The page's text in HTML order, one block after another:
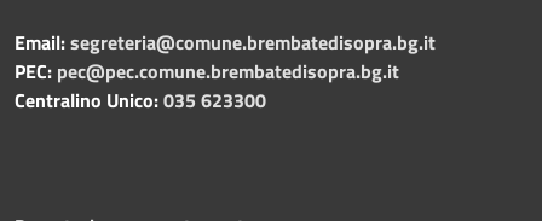
Email:segreteria@comune.brembatedisopra.bg.it
PEC: pec@pec.comune.brembatedisopra.bg.it
Centralino Unico:035 623300